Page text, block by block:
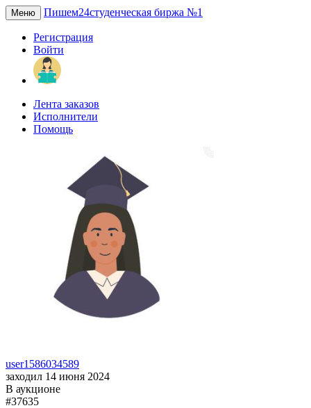
Меню Пишем24студенческая биржа №1
Регистрация
Войти
Лента заказов
Исполнители
Помощь
user1586034589
заходил 14 июня 2024
В аукционе
#37635